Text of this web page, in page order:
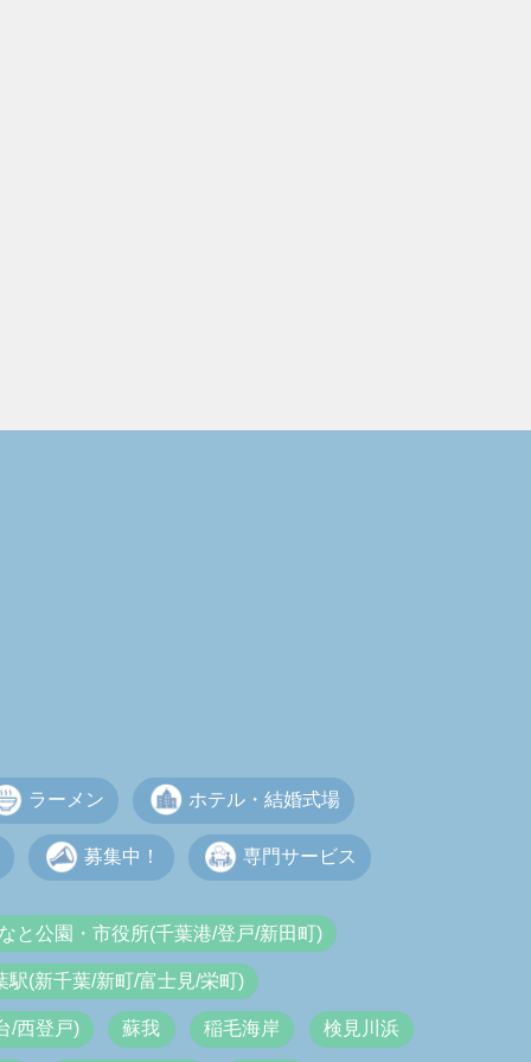
ラーメン ホテル・結婚式場
募集中！ 専門サービス
と公園・市役所(千葉港/登戸/新田町)
駅(新千葉/新町/富士見/栄町)
/西登戸) 蘇我 稲毛海岸 検見川浜